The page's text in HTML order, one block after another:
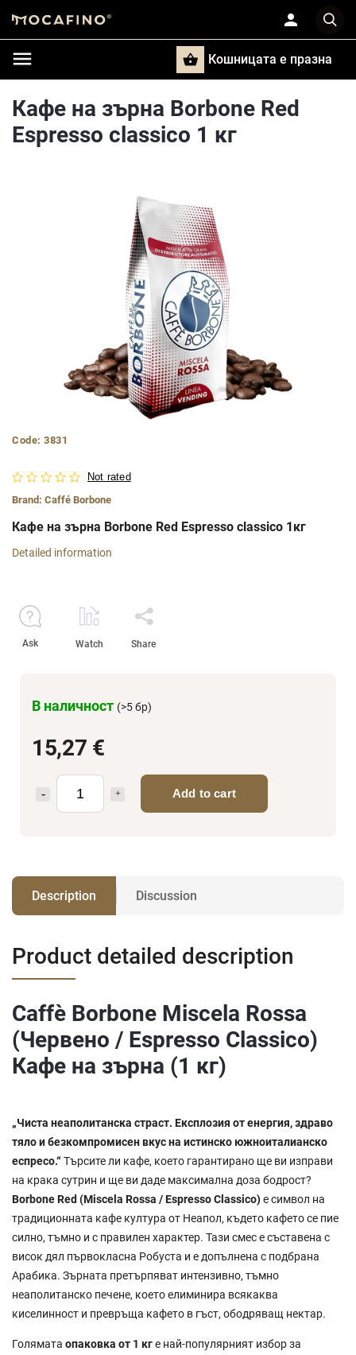
Кошницата e празна
Кафе на зърна Borbone Red
Espresso classico 1 кг
Code: 3831
Not rated
Brand: Caffé Borbone
15,27 €
Add to cart
В наличност (>5 бр)
Кафе на зърна Borbone Red Espresso classico 1кг
Detailed information
Ask Watch Share
Description Discussion
Product detailed description
Caffè Borbone Miscela Rossa
(Червено / Espresso Classico)
Кафе на зърна (1 кг)
„Чиста неаполитанска страст. Експлозия от енергия, здраво
тяло и безкомпромисен вкус на истинско южноиталианско
еспресо.“Търсите ли кафе, което гарантирано ще ви изправи
на крака сутрин и ще ви даде максимална доза бодрост?
Borbone Red (Miscela Rossa / Espresso Classico)е символ на
традиционната кафе култура от Неапол, където кафето се пие
силно, тъмно и с правилен характер. Тази смес е съставена с
висок дял първокласна Робуста и е допълнена с подбрана
Арабика. Зърната претърпяват интензивно, тъмно
неаполитанско печене, което елиминира всякаква
киселинност и превръща кафето в гъст, ободряващ нектар.
Голямата опаковка от 1 кге най-популярният избор за